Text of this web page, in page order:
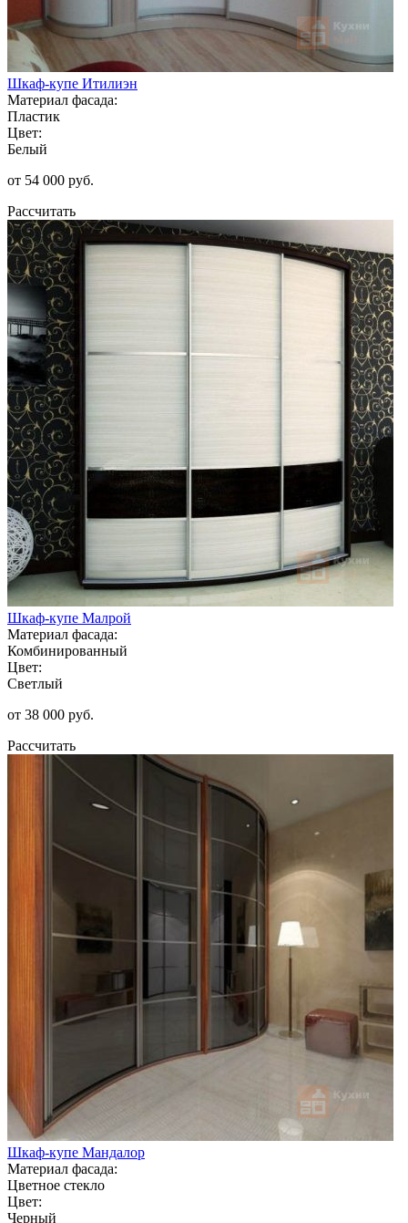
Шкаф-купе Итилиэн
Материал фасада:
Пластик
Цвет:
Белый
от 54 000 руб.
Рассчитать
Шкаф-купе Малрой
Материал фасада:
Комбинированный
Цвет:
Светлый
от 38 000 руб.
Рассчитать
Шкаф-купе Мандалор
Материал фасада:
Цветное стекло
Цвет:
Черный